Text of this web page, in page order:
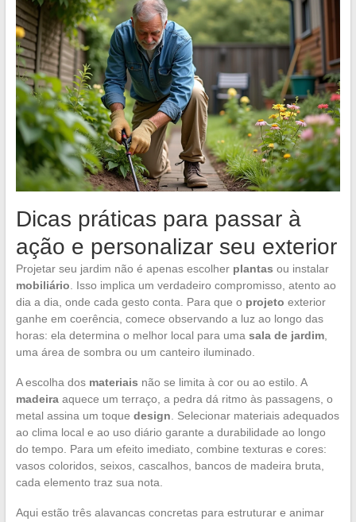
Dicas práticas para passar à
ação e personalizar seu exterior
Projetar seu jardim não é apenas escolher plantas ou instalar
mobiliário . Isso implica um verdadeiro compromisso, atento ao
dia a dia, onde cada gesto conta. Para que o projeto exterior
ganhe em coerência, comece observando a luz ao longo das
horas: ela determina o melhor local para uma sala de jardim,
uma área de sombra ou um canteiro iluminado.
A escolha dos materiais não se limita à cor ou ao estilo. A
madeiraaquece um terraço, a pedra dá ritmo às passagens, o
metal assina um toque design . Selecionar materiais adequados
ao clima local e ao uso diário garante a durabilidade ao longo
do tempo. Para um efeito imediato, combine texturas e cores:
vasos coloridos, seixos, cascalhos, bancos de madeira bruta,
cada elemento traz sua nota.
Aqui estão três alavancas concretas para estruturar e animar